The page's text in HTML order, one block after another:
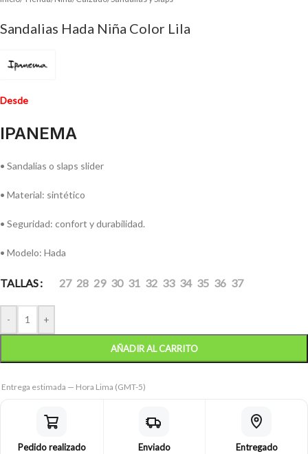
Sandalias Hada Niña Color Lila
Desde
IPANEMA
• Sandalias o slaps slider
• Material: sintético
• Seguridad: confort y durabilidad.
• Modelo: Hada
TALLAS 27 28 29 30 31 32 33 34 35 36 37
- +
AÑADIR AL CARRITO
Entrega estimada — Hora Lima (GMT-5)
Pedido realizado Enviado Entregado